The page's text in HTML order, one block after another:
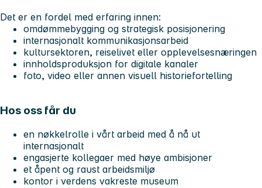
Det er en fordel med erfaring innen:
omdømmebygging og strategisk posisjonering
internasjonalt kommunikasjonsarbeid
kultursektoren, reiselivet eller opplevelsesnæringen
innholdsproduksjon for digitale kanaler
foto, video eller annen visuell historiefortelling
Hos oss får du
en nøkkelrolle i vårt arbeid med å nå ut
internasjonalt
engasjerte kollegaer med høye ambisjoner
et åpent og raust arbeidsmiljø
kontor i verdens vakreste museum